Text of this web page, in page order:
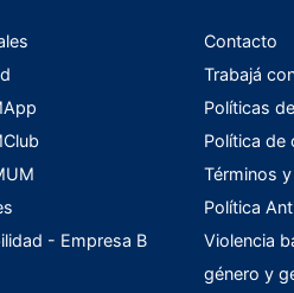
- Empresa B
Contacto
Trabajá
Políticas
Política de
Términos
Política
Violencia
género y